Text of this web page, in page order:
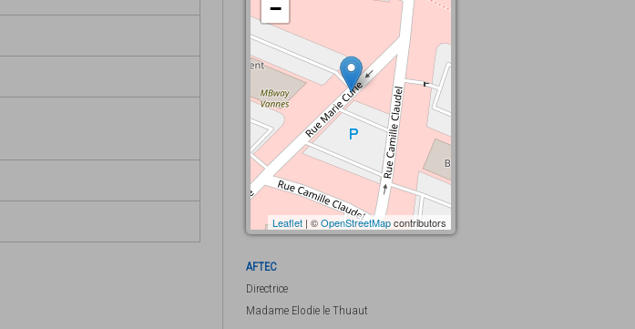
−
Leaflet | ©OpenStreetMapcontributors
AFTEC
Directrice
Madame Elodie le Thuaut